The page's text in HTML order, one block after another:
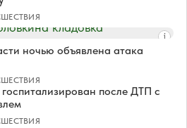
ночью объявлена атака
после ДТП с